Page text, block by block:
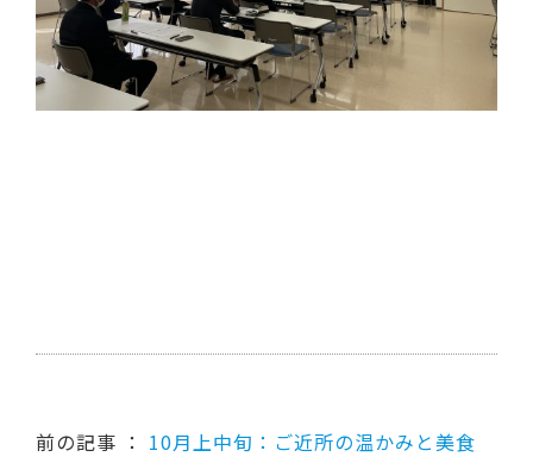
前の記事 ： 10月上中旬：ご近所の温かみと美食